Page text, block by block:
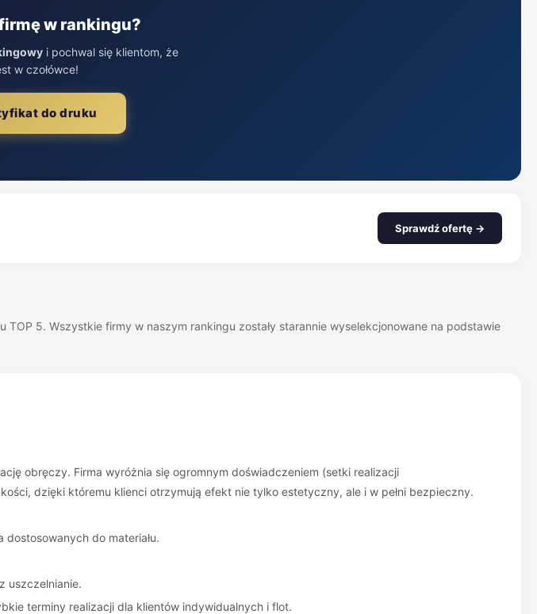
w rankingu?
i pochwal się klientom, że
w czołówce!
do druku
Sprawdź ofertę →
5. Wszystkie firmy w naszym rankingu zostały starannie wyselekcjonowane na podstawie
obręczy. Firma wyróżnia się ogromnym doświadczeniem (setki realizacji
dzięki któremu klienci otrzymują efekt nie tylko estetyczny, ale i w pełni bezpieczny.
do materiału.
uszczelnianie.
terminy realizacji dla klientów indywidualnych i flot.